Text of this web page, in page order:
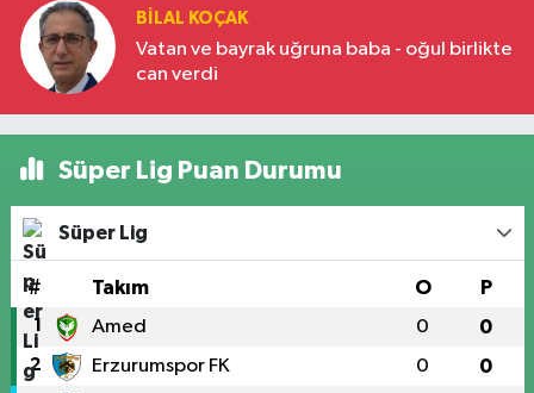
BILAL KOÇAK
Vatan ve bayrak uğruna baba - oğul birlikte
can verdi
Süper Lig Puan Durumu
Süper Lig
# Takım O P
1 Amed 0 0
2 Erzurumspor FK 0 0